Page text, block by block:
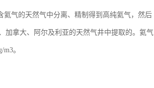
气的天然气中分离、精制得到高纯氦气，然后
加拿大、阿尔及利亚的天然气井中提取的。氦气
。